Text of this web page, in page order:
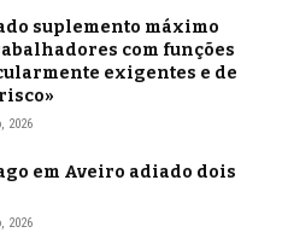
suplemento máximo
com funções
exigentes e de
2026
em Aveiro adiado dois
2026